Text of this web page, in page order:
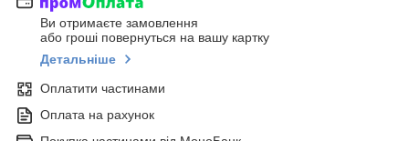
Ви отримаєте замовлення
або гроші повернуться на вашу картку
Детальніше
Оплатити частинами
Оплата на рахунок